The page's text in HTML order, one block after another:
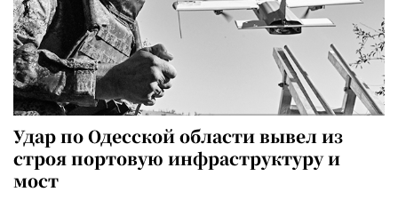
Удар по Одесской области вывел из
строя портовую инфраструктуру и
мост